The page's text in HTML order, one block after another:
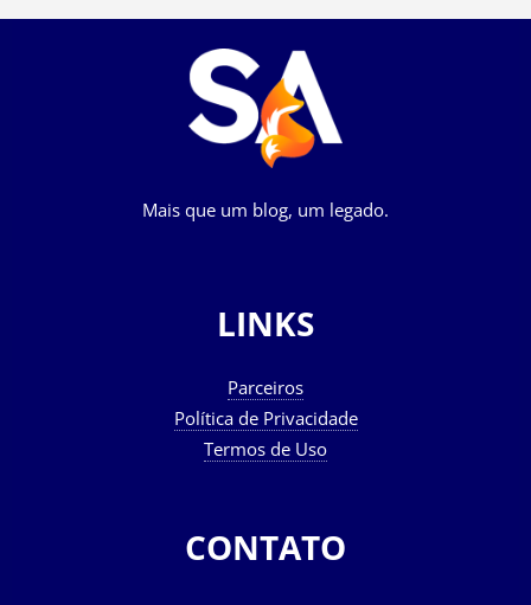
Mais que um blog, um legado.
LINKS
Parceiros
Política de Privacidade
Termos de Uso
CONTATO